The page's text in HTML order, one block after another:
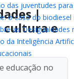
das juventudes
o caso do
as Desigualdades
da Inteligência
|
cultura e
educação no